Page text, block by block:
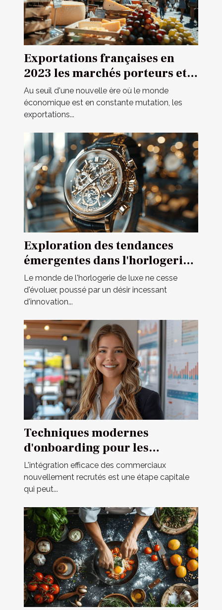
Exportations françaises en
2023 les marchés porteurs et
secteurs prometteurs
Au seuil d'une nouvelle ère où le monde
économique est en constante mutation, les
exportations...
Exploration des tendances
émergentes dans l'horlogerie
de luxe
Le monde de l'horlogerie de luxe ne cesse
d'évoluer, poussé par un désir incessant
d'innovation...
Techniques modernes
d'onboarding pour les
commerciaux nouvellement
recrutés
L'intégration efficace des commerciaux
nouvellement recrutés est une étape capitale
qui peut...